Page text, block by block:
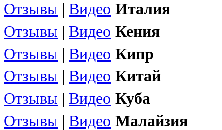
Отзывы | Видео Италия
Отзывы | Видео Кения
Отзывы | Видео Кипр
Отзывы | Видео Китай
Отзывы | Видео Куба
Отзывы | Видео Малайзия